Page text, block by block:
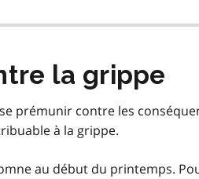
la grippe
prémunir contre les
à la grippe.
au début du printemps.